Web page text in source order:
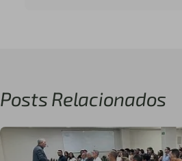
Posts Relacionados